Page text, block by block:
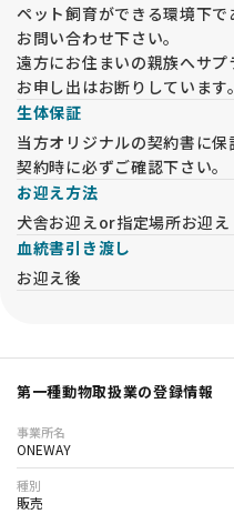
ペット飼育ができる環境下
お問い合わせ下さい。
遠方にお住まいの親族へサ
お申し出はお断りしています。
生体保証
当方オリジナルの契約書に保
契約時に必ずご確認下さい。
お迎え方法
犬舎お迎えor指定場所お迎え
血統書引き渡し
お迎え後
第一種動物取扱業の登録情報
事業所名
ONEWAY
種別
販売